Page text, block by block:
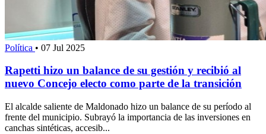
Política • 07 Jul 2025
Rapetti hizo un balance de su gestión y recibió al
nuevo Concejo electo como parte de la transición
El alcalde saliente de Maldonado hizo un balance de su período al
frente del municipio. Subrayó la importancia de las inversiones en
canchas sintéticas, accesib...